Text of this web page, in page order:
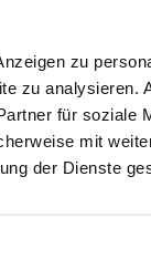
zu
zu analysieren.
für soziale
mit
der Dienste